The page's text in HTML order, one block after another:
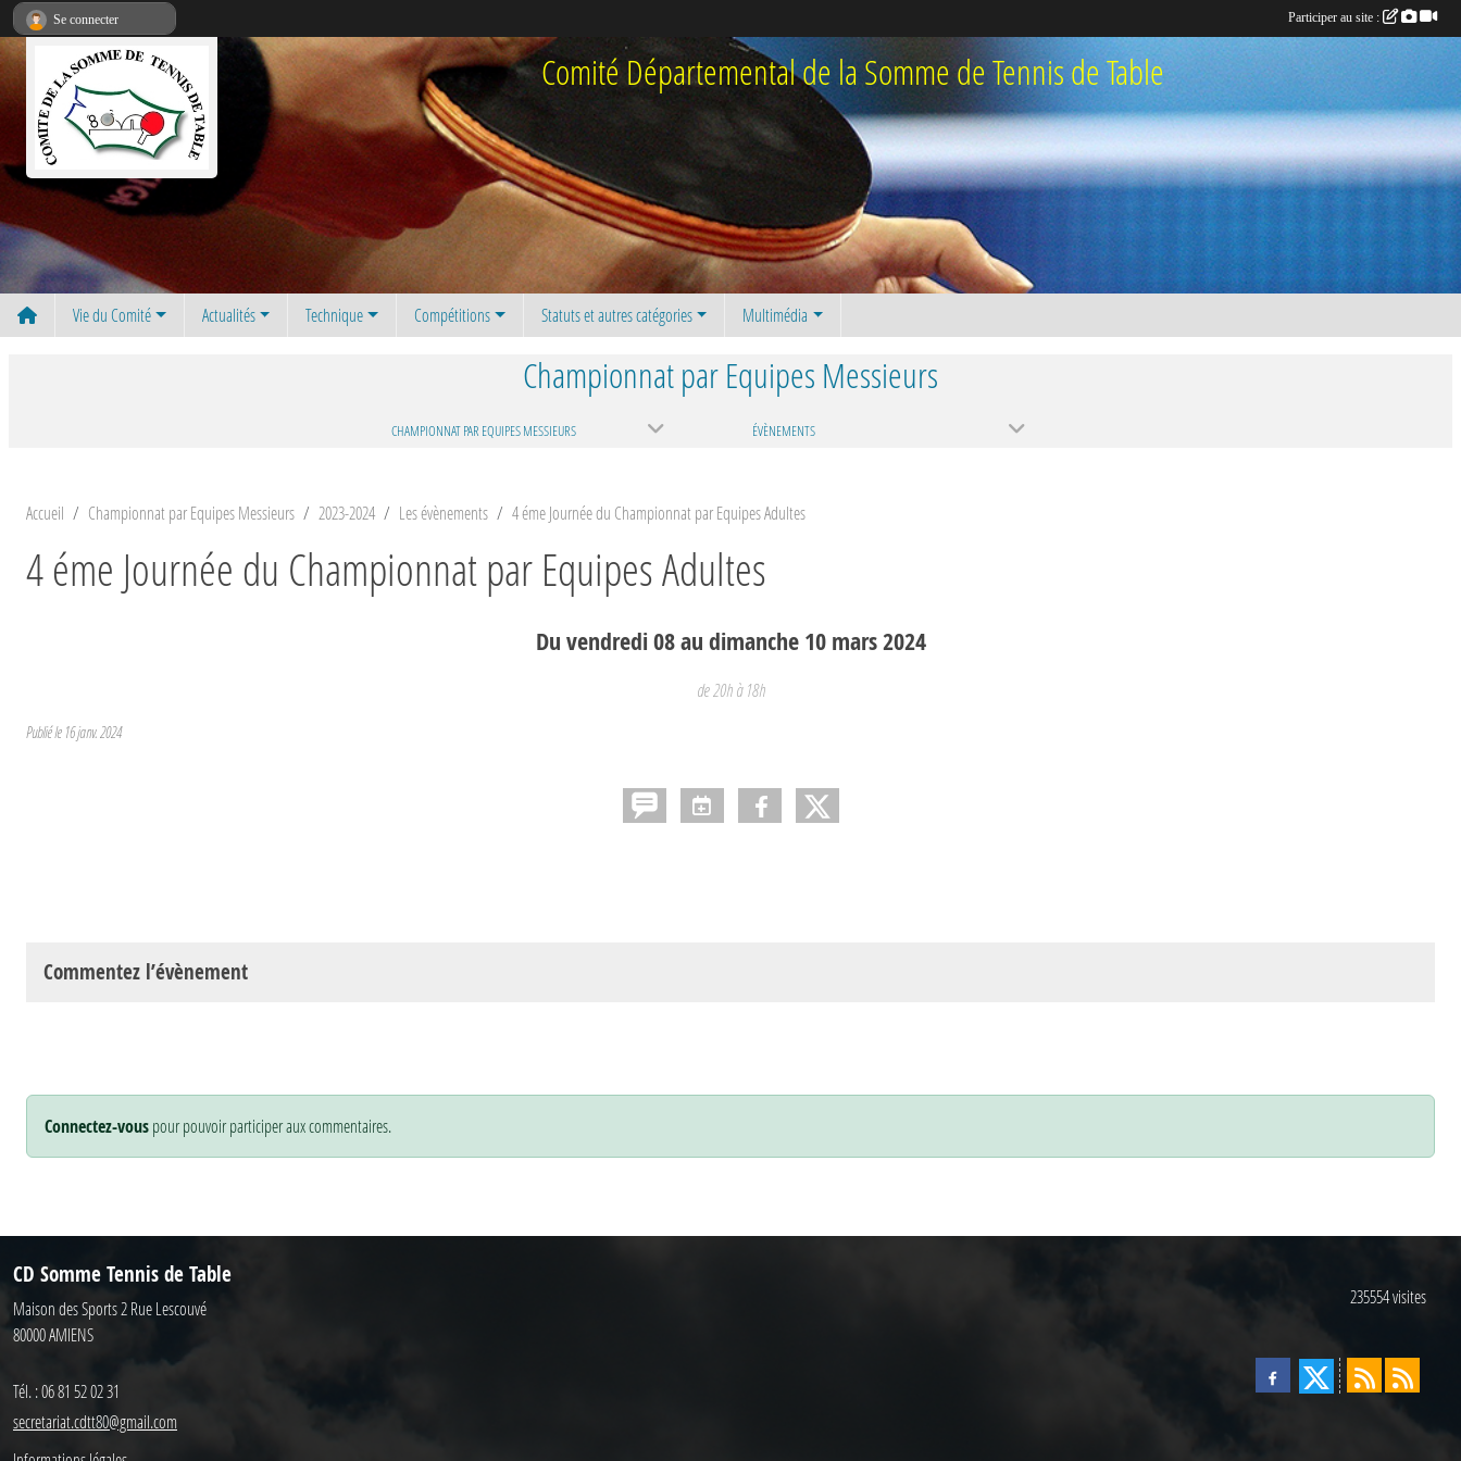
Comité Départemental de la Somme de Tennis de Table
Vie du Comité Actualités Technique Compétitions Statuts et autres catégories Multimédia
Championnat par Equipes Messieurs
CHAMPIONNAT PAR EQUIPES MESSIEURS ÉVÈNEMENTS
Accueil Championnat par Equipes Messieurs 2023-2024 Les évènements 4 éme Journée du Championnat par Equipes Adultes
4 éme Journée du Championnat par Equipes Adultes
Duvendredi08audimanche10 mars2024
de 20h à 18h
Publié le 16 janv. 2024
Commentez l’évènement
Connectez-vouspour pouvoir participer aux commentaires.
CD Somme Tennis de Table
Maison des Sports 2 Rue Lescouvé
80000AMIENS
Tél. :06 81 52 02 31
secretariat.cdtt80@gmail.com
235554visites
Se connecter Participer au site :
Panneau de gestion des cookies